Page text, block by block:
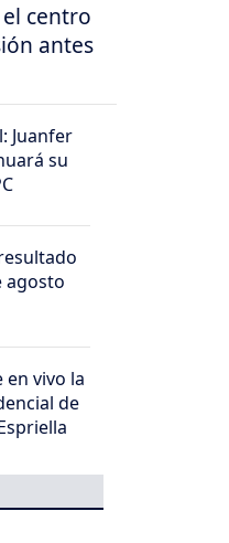
centro
antes
Juanfer
su
agosto
en vivo la
de